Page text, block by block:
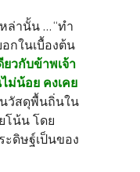
านั้น ... “ทำ
อกในเบื้องต้น
วกับข้าพเจ้า
ม่น้อย คงเคย
นวัสดุพื้นถิ่นใน
โน้น โดย
ะดิษฐ์เป็นของ